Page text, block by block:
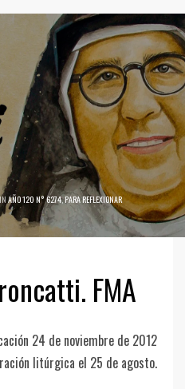
AÑO 120 N° 6274,PARA REFLEXIONAR
FMA
24 de noviembre de 2012
litúrgica el 25 de agosto.